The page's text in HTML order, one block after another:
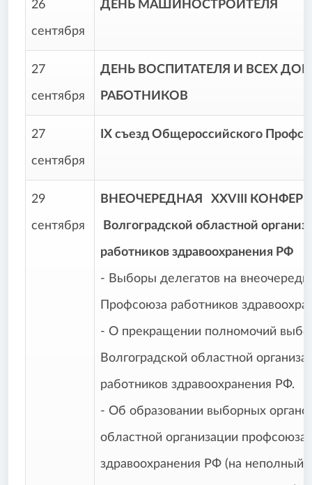
26
сентября
ДЕНЬ МАШИНОСТРОИТЕЛЯ
27
сентября
ДЕНЬ ВОСПИТАТЕЛЯ И ВСЕХ
РАБОТНИКОВ
27
сентября
IX съезд Общероссийского
29
сентября
ВНЕОЧЕРЕДНАЯ XXVIII
Волгоградской областной
работников здравоохранения РФ
- Выборы делегатов на
Профсоюза работников
- О прекращении полномочий
Волгоградской областной
работников здравоохранения РФ.
- Об образовании выборных
областной организации профсоюза
здравоохранения РФ (на неполный